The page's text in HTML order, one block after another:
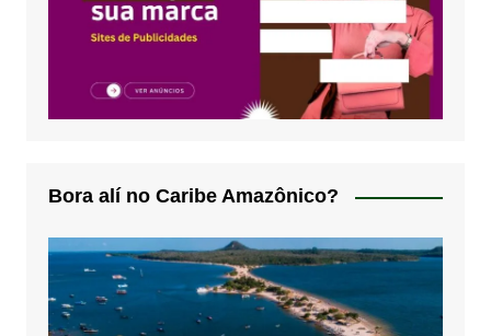
Bora alí no Caribe Amazônico?